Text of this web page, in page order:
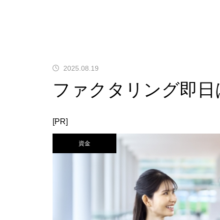
2025.08.19
ファクタリング即
[PR]
資金